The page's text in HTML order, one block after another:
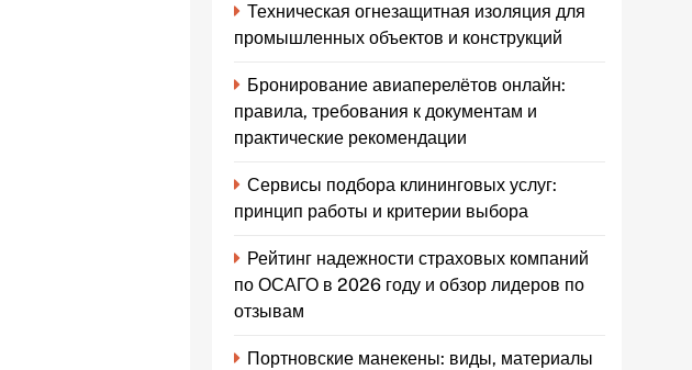
Техническая огнезащитная изоляция для
промышленных объектов и конструкций
Бронирование авиаперелётов онлайн:
правила, требования к документам и
практические рекомендации
Сервисы подбора клининговых услуг:
принцип работы и критерии выбора
Рейтинг надежности страховых компаний
по ОСАГО в 2026 году и обзор лидеров по
отзывам
Портновские манекены: виды, материалы